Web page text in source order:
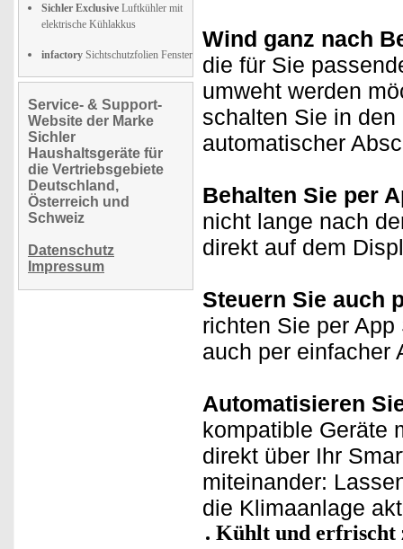
Sichler Exclusive Luftkühler mit
elektrische Kühlakkus
infactory Sichtschutzfolien Fenster
Service- & Support-
Website der Marke
Sichler
Haushaltsgeräte für
die Vertriebsgebiete
Deutschland,
Österreich und
Schweiz
Datenschutz
Impressum
Wind ganz nach
die für Sie
umweht werden
schalten Sie in
automatischer
Behalten Sie per
nicht lange nach
direkt auf dem
Steuern Sie auch
richten Sie per
auch per einfacher
Automatisieren
kompatible Geräte
direkt über Ihr
miteinander:
die Klimaanlage
Kühlt und erfrischt